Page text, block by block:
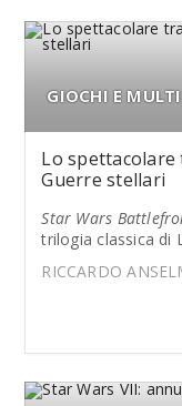
GIOCHI E
Lo spettacolare
Guerre stellari
Star Wars
trilogia classica di
RICCARDO